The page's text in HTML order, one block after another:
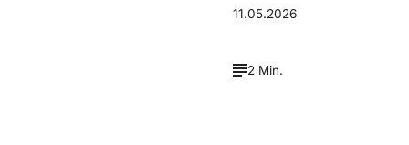
11.05.2026
2 Min.